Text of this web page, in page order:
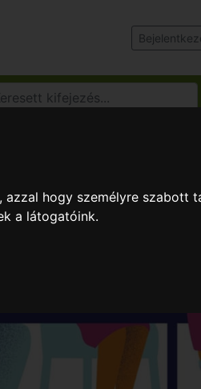
hogy személyre szabott
a látogatóink.